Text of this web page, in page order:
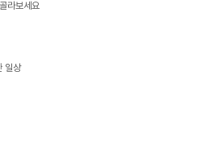
라보세요
일상